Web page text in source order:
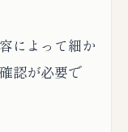
によって細か
認が必要で